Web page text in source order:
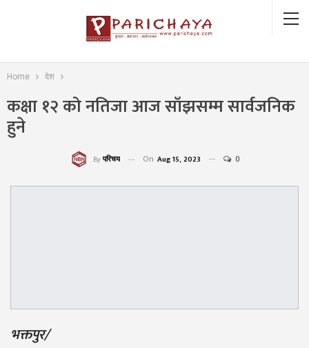
Home देश
कक्षा १२ को नतिजा आज साँझसम्म सार्वजनिक
हुने
By परिचय On Aug 15, 2023 0
भक्तपुर/